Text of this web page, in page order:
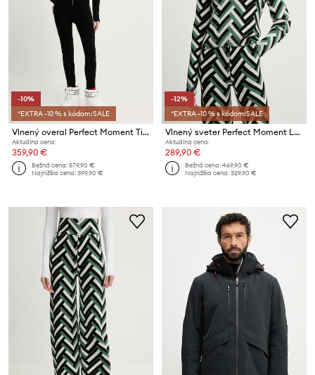
-10%
*EXTRA -10 % s kódom:SALE
Vlnený overal Perfect Moment Tignes
Aktuálna cena:
359,90 €
Bežná cena:579,90 €
Najnižšia cena:399,90 €
-12%
*EXTRA -10 % s kódom:SALE
Vlnený sveter Perfect Moment La Tour
Aktuálna cena:
289,90 €
Bežná cena:469,90 €
Najnižšia cena:329,90 €